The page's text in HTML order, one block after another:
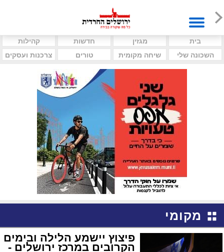
בית מגזין חדשות
קהילות
השכונה שלי
שיחה מקומית טורים צרכנות ועסקים
מקומי
פיצוץ יישמע הלילה ובימים
הקרובים במרכז ירושלים -